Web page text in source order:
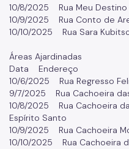
10/8/2025 Rua Meu Destino
10/9/2025 Rua Conto de
10/10/2025 Rua Sara
Áreas Ajardinadas
Data Endereço
10/6/2025 Rua Regresso
9/7/2025 Rua Cachoeira
10/8/2025 Rua Cachoeira
Espírito Santo
10/9/2025 Rua Cachoeira
10/10/2025 Rua Cachoeira